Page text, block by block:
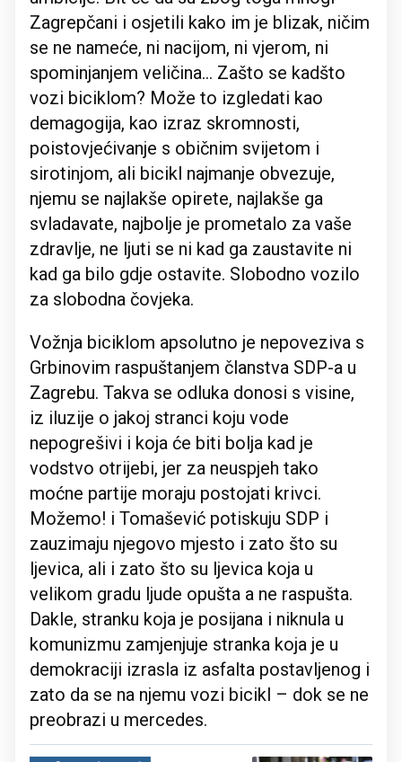
Zagrepčani i osjetili kako im je blizak, ničim
se ne nameće, ni nacijom, ni vjerom, ni
spominjanjem veličina... Zašto se kadšto
vozi biciklom? Može to izgledati kao
demagogija, kao izraz skromnosti,
poistovjećivanje s običnim svijetom i
sirotinjom, ali bicikl najmanje obvezuje,
njemu se najlakše opirete, najlakše ga
svladavate, najbolje je prometalo za vaše
zdravlje, ne ljuti se ni kad ga zaustavite ni
kad ga bilo gdje ostavite. Slobodno vozilo
za slobodna čovjeka.
Vožnja biciklom apsolutno je nepoveziva s
Grbinovim raspuštanjem članstva SDP-a u
Zagrebu. Takva se odluka donosi s visine,
iz iluzije o jakoj stranci koju vode
nepogrešivi i koja će biti bolja kad je
vodstvo otrijebi, jer za neuspjeh tako
moćne partije moraju postojati krivci.
Možemo! i Tomašević potiskuju SDP i
zauzimaju njegovo mjesto i zato što su
ljevica, ali i zato što su ljevica koja u
velikom gradu ljude opušta a ne raspušta.
Dakle, stranku koja je posijana i niknula u
komunizmu zamjenjuje stranka koja je u
demokraciji izrasla iz asfalta postavljenog i
zato da se na njemu vozi bicikl – dok se ne
preobrazi u mercedes.